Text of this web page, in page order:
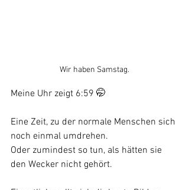
Wir haben Samstag.
Meine Uhr zeigt 6:59 🤭
Eine Zeit, zu der normale Menschen sich
noch einmal umdrehen.
Oder zumindest so tun, als hätten sie
den Wecker nicht gehört.